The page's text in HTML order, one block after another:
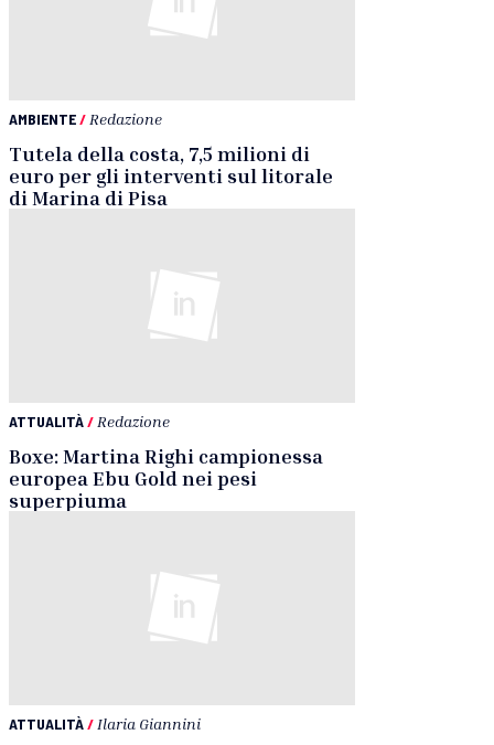
AMBIENTE/ Redazione
Tutela della costa, 7,5 milioni di
euro per gli interventi sul litorale
di Marina di Pisa
ATTUALITÀ/ Redazione
Boxe: Martina Righi campionessa
europea Ebu Gold nei pesi
superpiuma
ATTUALITÀ/Ilaria Giannini